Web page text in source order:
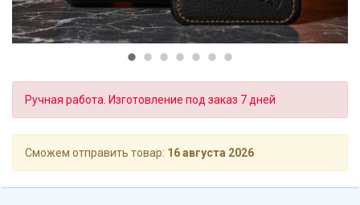
Ручная работа. Изготовление под заказ 7 дней
Сможем отправить товар: 16 августа 2026